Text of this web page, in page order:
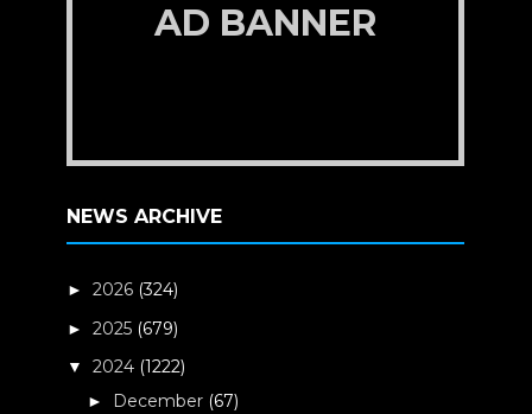
AD BANNER
NEWS ARCHIVE
►2026 (324)
►2025 (679)
▼2024 (1222)
► December (67)